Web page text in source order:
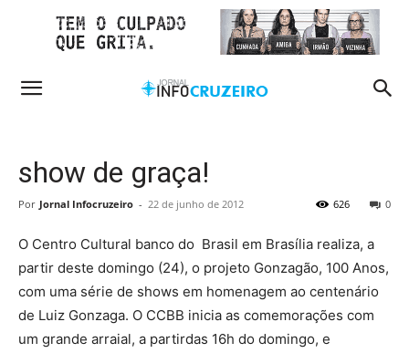
show de graça!
Por Jornal Infocruzeiro - 22 de junho de 2012 0
626
O Centro Cultural banco do Brasil em Brasília realiza, a
partir deste domingo (24), o projeto Gonzagão, 100 Anos,
com uma série de shows em homenagem ao centenário
de Luiz Gonzaga. O CCBB inicia as comemorações com
um grande arraial, a partirdas 16h do domingo, e